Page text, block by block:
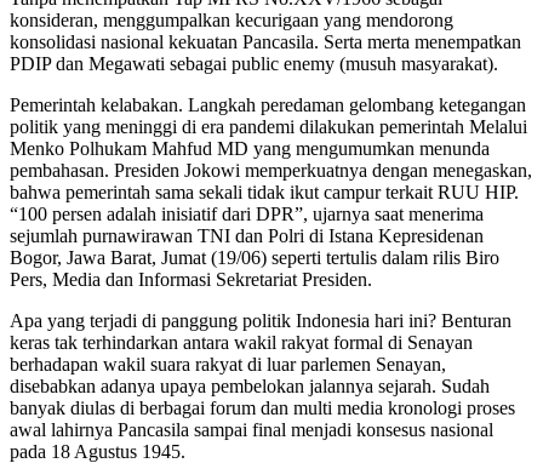
konsideran, menggumpalkan kecurigaan yang mendorong
konsolidasi nasional kekuatan Pancasila. Serta merta menempatkan
PDIP dan Megawati sebagai public enemy (musuh masyarakat).
Pemerintah kelabakan. Langkah peredaman gelombang ketegangan
politik yang meninggi di era pandemi dilakukan pemerintah Melalui
Menko Polhukam Mahfud MD yang mengumumkan menunda
pembahasan. Presiden Jokowi memperkuatnya dengan menegaskan,
bahwa pemerintah sama sekali tidak ikut campur terkait RUU HIP.
“100 persen adalah inisiatif dari DPR”, ujarnya saat menerima
sejumlah purnawirawan TNI dan Polri di Istana Kepresidenan
Bogor, Jawa Barat, Jumat (19/06) seperti tertulis dalam rilis Biro
Pers, Media dan Informasi Sekretariat Presiden.
Apa yang terjadi di panggung politik Indonesia hari ini? Benturan
keras tak terhindarkan antara wakil rakyat formal di Senayan
berhadapan wakil suara rakyat di luar parlemen Senayan,
disebabkan adanya upaya pembelokan jalannya sejarah. Sudah
banyak diulas di berbagai forum dan multi media kronologi proses
awal lahirnya Pancasila sampai final menjadi konsesus nasional
pada 18 Agustus 1945.